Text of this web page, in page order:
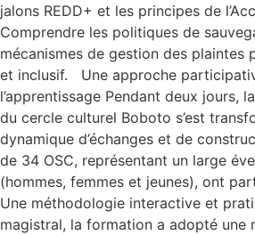
jalons REDD+ et les principes de
Comprendre les politiques de
mécanismes de gestion des plaintes
et inclusif. Une approche
l’apprentissage Pendant deux jours,
du cercle culturel Boboto s’est
dynamique d’échanges et de
de 34 OSC, représentant un large
(hommes, femmes et jeunes), ont
Une méthodologie interactive et
magistral, la formation a adopté une